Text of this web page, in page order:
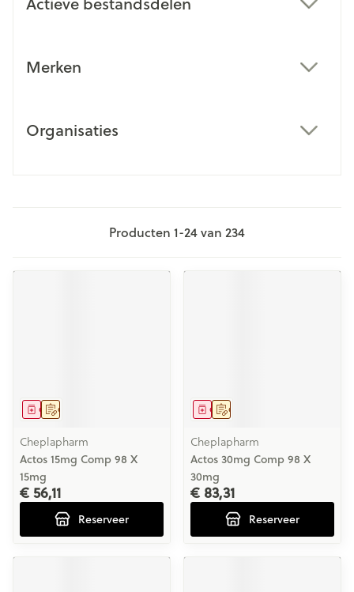
Merken
Organisaties
Producten 1-24van 234
Op voorschrift
Geneesmiddel
Cheplapharm
Actos 15mg Comp 98 X
15mg
€ 56,11
Reserveer
Op voorschrift
Geneesmiddel
Cheplapharm
Actos 30mg Comp 98 X
30mg
€ 83,31
Reserveer